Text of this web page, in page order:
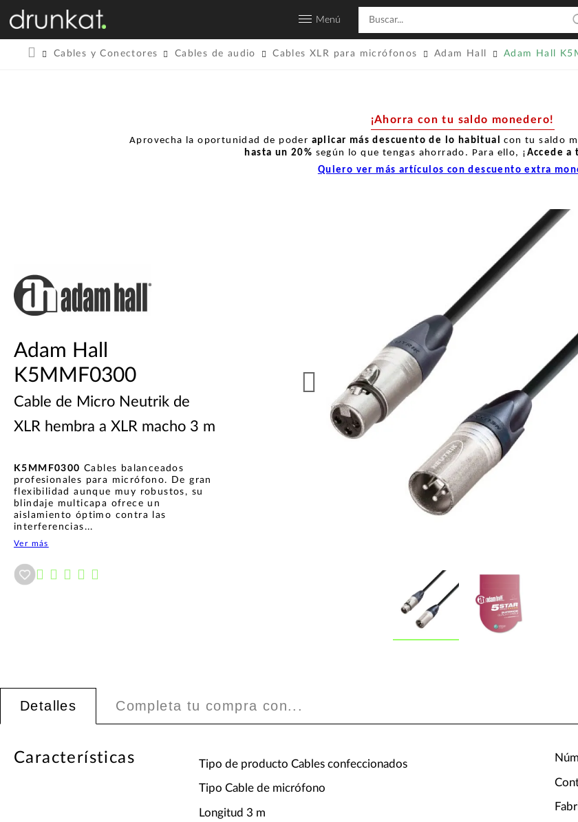
Menú
Cables y Conectores Cables de audio Cables XLR para micrófonos Adam Hall Adam Hall
¡Ahorra con tu saldo monedero!
Aprovecha la oportunidad de poder aplicar más descuento de lo habitual con tu saldo
hasta un 20% según lo que tengas ahorrado. Para ello, ¡ Accede a
Quiero ver más artículos con descuento extra
Adam Hall
K5MMF0300
Cable de Micro Neutrik de
XLR hembra a XLR macho 3 m
K5MMF0300 Cables balanceados
profesionales para micrófono. De gran
flexibilidad aunque muy robustos, su
blindaje multicapa ofrece un
aislamiento óptimo contra las
interferencias...
Ver más
Detalles Completa tu compra con...
Características Tipo de producto Cables confeccionados
Tipo Cable de micrófono
Longitud 3 m